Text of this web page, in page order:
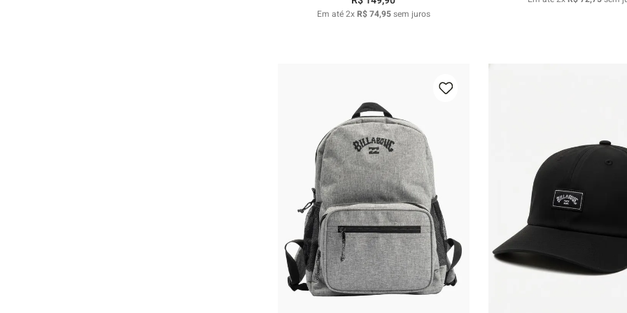
Em até2xR$74,95sem juros
U